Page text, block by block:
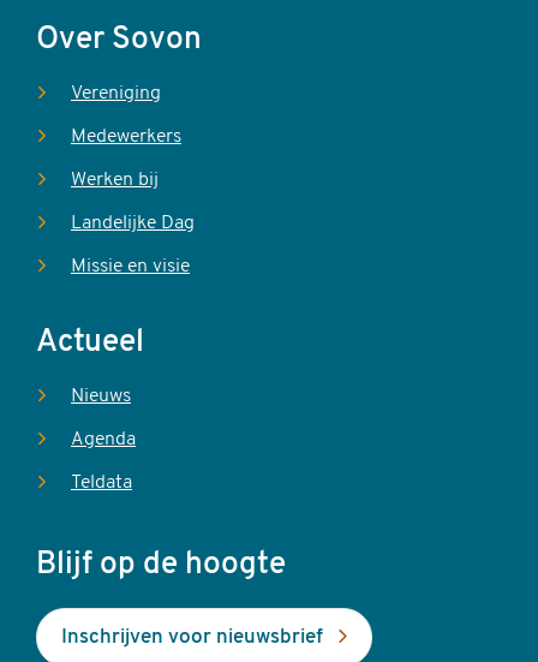
Over Sovon
Vereniging
Medewerkers
Werken bij
Landelijke Dag
Missie en visie
Actueel
Nieuws
Agenda
Teldata
Blijf op de hoogte
Inschrijven voor nieuwsbrief